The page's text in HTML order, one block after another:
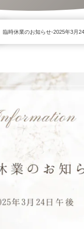
臨時休業のお知らせ-2025年3月